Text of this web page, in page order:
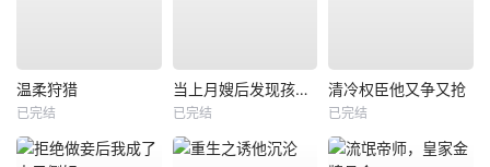
温柔狩猎
已完结
当上月嫂后发现孩子是我的
已完结
清冷权臣他又争又抢
已完结